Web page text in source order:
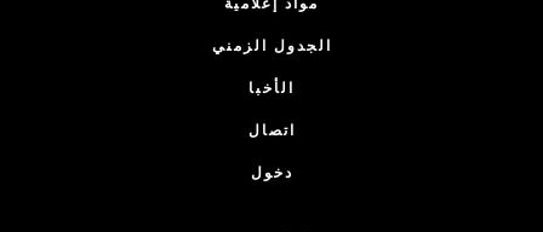
مواد إعلامية
الجدول الزمني
الأخبا
اتصال
دخول